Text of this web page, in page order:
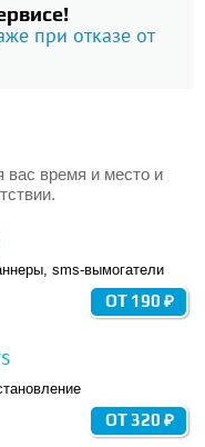
при отказе от
время и место и
sms-вымогатели
ОТ 190 ₽
ОТ 320 ₽